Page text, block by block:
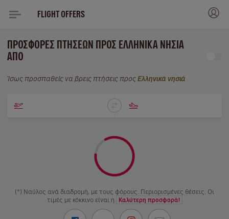
FLIGHT OFFERS
ΠΡΟΣΦΟΡΈΣ ΠΤΉΣΕΩΝ ΠΡΟΣ ΕΛΛΗΝΙΚΆ ΝΗΣΙΆ
ΑΠΌ
Ίσως προσπαθείς να βρεις πτήσεις προς Ελληνικά νησιά
(*) Ναύλος ανά διαδρομή, με τους φόρους. Περιορισμένες θέσεις. Οι
τιμές με κόκκινο είναι η
Καλύτερη προσφορά!